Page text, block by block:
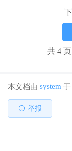
缆成本和土建施工成本。 中心平台主要由数据服务器、
时对前端返回的数
像数据及时对下游地区进行洪
测，库区监控中心
全； 支持实时视频监控及图像抓拍；
报表，方便查看、分
共 4
本文档由 system 于
举报